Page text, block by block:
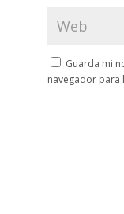
Guarda mi
navegador para